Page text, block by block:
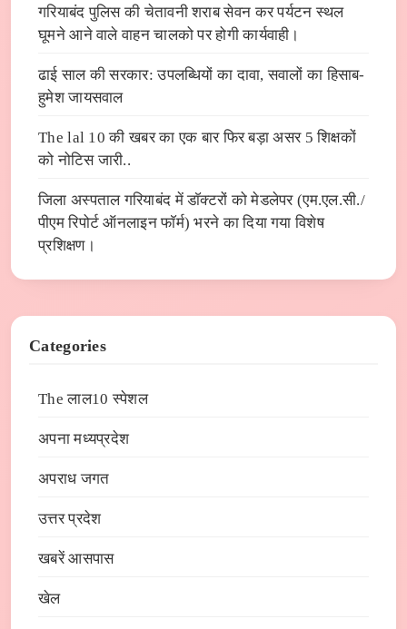
गरियाबंद पुलिस की चेतावनी शराब सेवन कर पर्यटन स्थल
घूमने आने वाले वाहन चालको पर होगी कार्यवाही।
ढाई साल की सरकार: उपलब्धियों का दावा, सवालों का हिसाब-
हुमेश जायसवाल
The lal 10 की खबर का एक बार फिर बड़ा असर 5 शिक्षकों
को नोटिस जारी..
जिला अस्पताल गरियाबंद में डाॅक्टरों को मेडलेपर (एम.एल.सी./
पीएम रिपोर्ट ऑनलाइन फाॅर्म) भरने का दिया गया विशेष
प्रशिक्षण।
Categories
The लाल10 स्पेशल
अपना मध्यप्रदेश
अपराध जगत
उत्तर प्रदेश
खबरें आसपास
खेल